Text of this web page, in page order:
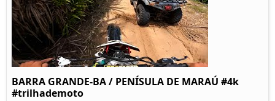
BARRA GRANDE-BA / PENÍSULA DE MARAÚ #4k
#trilhademoto